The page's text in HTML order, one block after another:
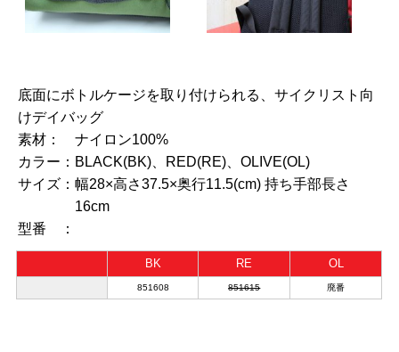
底面にボトルケージを取り付けられる、サイクリスト向
けデイバッグ
素材：
ナイロン100%
カラー： BLACK(BK)、RED(RE)、OLIVE(OL)
サイズ： 幅28×高さ37.5×奥行11.5(cm) 持ち手部長さ
16cm
型番 ：
BK RE OL
851608 851615 廃番